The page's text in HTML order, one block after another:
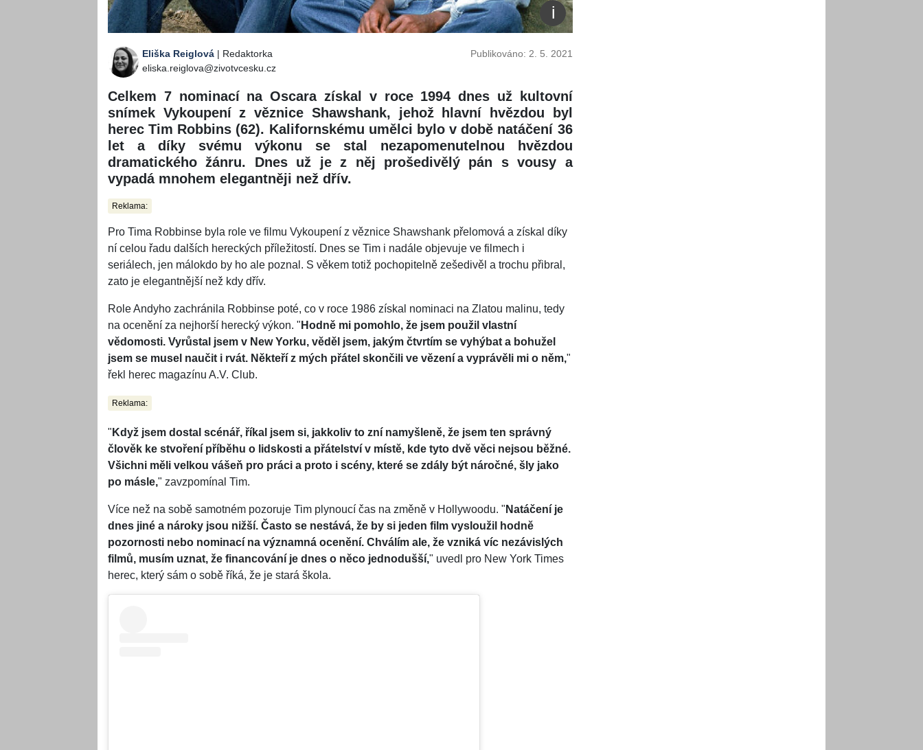
Eliška Reiglová | Redaktorka
eliska.reiglova@zivotvcesku.cz
Publikováno: 2. 5. 2021
Celkem 7 nominací na Oscara získal v roce 1994 dnes už kultovní
snímek Vykoupení z věznice Shawshank, jehož hlavní hvězdou byl
herec Tim Robbins (62). Kalifornskému umělci bylo v době natáčení 36
let a díky svému výkonu se stal nezapomenutelnou hvězdou
dramatického žánru. Dnes už je z něj prošedivělý pán s vousy a
vypadá mnohem elegantněji než dřív.
Reklama:
Pro Tima Robbinse byla role ve filmu Vykoupení z věznice Shawshank přelomová a získal díky
ní celou řadu dalších hereckých příležitostí. Dnes se Tim i nadále objevuje ve filmech i
seriálech, jen málokdo by ho ale poznal. S věkem totiž pochopitelně zešedivěl a trochu přibral,
zato je elegantnější než kdy dřív.
Role Andyho zachránila Robbinse poté, co v roce 1986 získal nominaci na Zlatou malinu, tedy
na ocenění za nejhorší herecký výkon. " Hodně mi pomohlo, že jsem použil vlastní
vědomosti. Vyrůstal jsem v New Yorku, věděl jsem, jakým čtvrtím se vyhýbat a bohužel
jsem se musel naučit i rvát. Někteří z mých přátel skončili ve vězení a vyprávěli mi o něm,"
řekl herec magazínu A.V. Club.
Reklama:
" Když jsem dostal scénář, říkal jsem si, jakkoliv to zní namyšleně, že jsem ten správný
člověk ke stvoření příběhu o lidskosti a přátelství v místě, kde tyto dvě věci nejsou běžné.
Všichni měli velkou vášeň pro práci a proto i scény, které se zdály být náročné, šly jako
po másle," zavzpomínal Tim.
Více než na sobě samotném pozoruje Tim plynoucí čas na změně v Hollywoodu. " Natáčení je
dnes jiné a nároky jsou nižší. Často se nestává, že by si jeden film vysloužil hodně
pozornosti nebo nominací na významná ocenění. Chválím ale, že vzniká víc nezávislých
filmů, musím uznat, že financování je dnes o něco jednodušší," uvedl pro New York Times
herec, který sám o sobě říká, že je stará škola.